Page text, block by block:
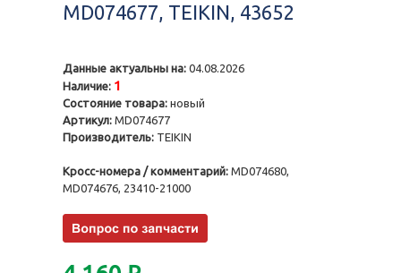
MD074677, TEIKIN, 43652
Данные актуальны на: 04.08.2026
Наличие: 1
Состояние товара: новый
Артикул: MD074677
Производитель: TEIKIN
Кросс-номера / комментарий: MD074680,
MD074676, 23410-21000